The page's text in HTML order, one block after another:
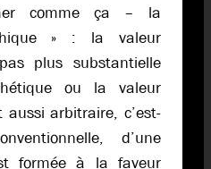
comme ça – la
» : la valeur
plus substantielle
ou la valeur
arbitraire, c’est-
d’une
formée à la faveur